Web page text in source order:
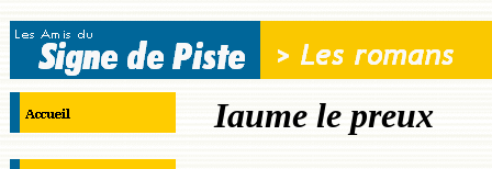
Iaume le preux